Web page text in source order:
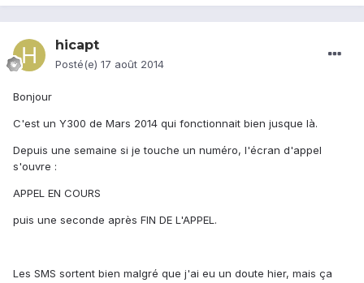
hicapt
Posté(e) 17 août 2014
Bonjour
C'est un Y300 de Mars 2014 qui fonctionnait bien jusque là.
Depuis une semaine si je touche un numéro, l'écran d'appel
s'ouvre :
APPEL EN COURS
puis une seconde après FIN DE L'APPEL.
Les SMS sortent bien malgré que j'ai eu un doute hier, mais ça